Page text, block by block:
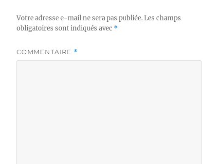
Votre adresse e-mail ne sera pas publiée. Les champs
obligatoires sont indiqués avec *
COMMENTAIRE *